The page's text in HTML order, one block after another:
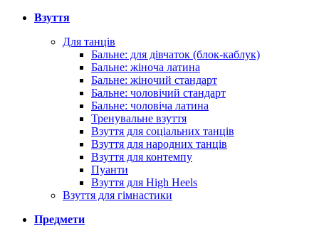
Взуття
Для танців
Бальне: для дівчаток (блок-каблук)
Бальне: жіноча латина
Бальне: жіночий стандарт
Бальне: чоловічий стандарт
Бальне: чоловіча латина
Тренувальне взуття
Взуття для соціальних танців
Взуття для народних танців
Взуття для контемпу
Пуанти
Взуття для High Heels
Взуття для гімнастики
Предмети